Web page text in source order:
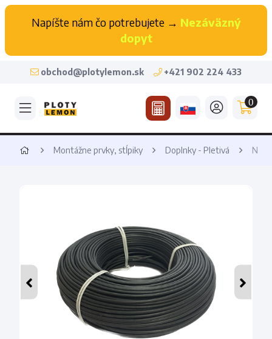
Napíšte nám čo potrebujete → Nezáväzný
dopyt
obchod@plotylemon.sk +421 902 224 433
0
Montážne prvky, stĺpiky Doplnky - Pletivá